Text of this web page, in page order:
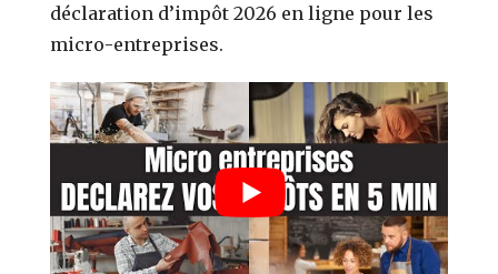
déclaration d’impôt 2026 en ligne pour les
micro-entreprises.